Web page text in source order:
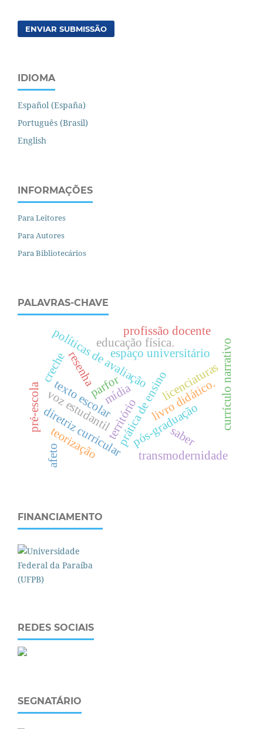
ENVIAR SUBMISSÃO
IDIOMA
Español (España)
Português (Brasil)
English
INFORMAÇÕES
Para Leitores
Para Autores
Para Bibliotecários
PALAVRAS-CHAVE
resenha
território
diretriz curricularprática de ensino
texto escolar
políticas de avaliaçãoespaço universitário
pós-graduação
saber
mídia livro didático.
licenciaturas
parfor
voz estudantil
educação física.
pré-escola
creche
profissão docente
currículo narrativo
teorização transmodernidade
afeto
FINANCIAMENTO
REDES SOCIAIS
SEGNATÁRIO